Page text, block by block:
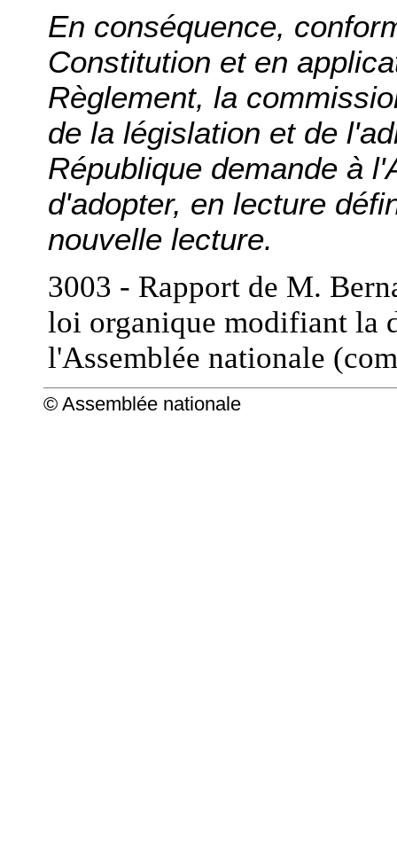
En conséquence,
Constitution et en
Règlement, la
de la législation et de
République demande à
d'adopter, en lecture
nouvelle lecture.
3003 - Rapport de M.
loi organique modifiant la
l'Assemblée nationale
© Assemblée nationale